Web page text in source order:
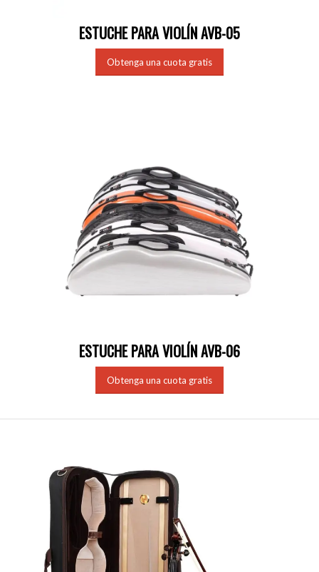
ESTUCHE PARA VIOLÍN AVB-05
Obtenga una cuota gratis
ESTUCHE PARA VIOLÍN AVB-06
Obtenga una cuota gratis